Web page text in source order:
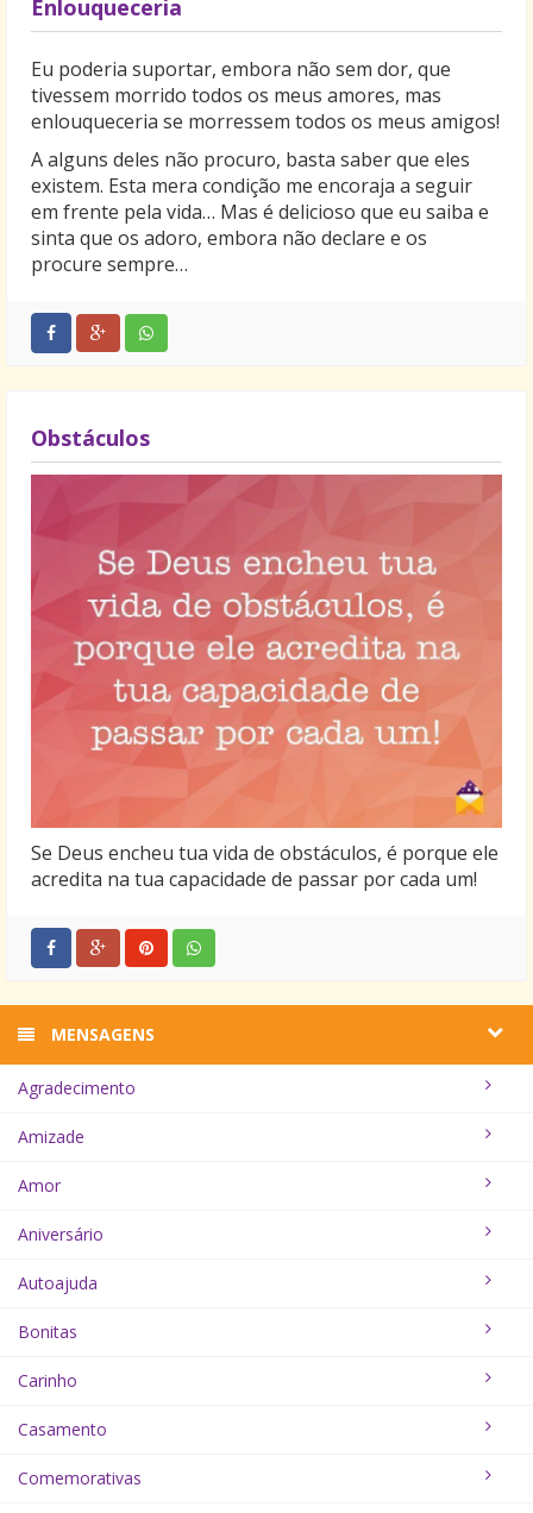
Enlouqueceria
Eu poderia suportar, embora não sem dor, que
tivessem morrido todos os meus amores, mas
enlouqueceria se morressem todos os meus amigos!
A alguns deles não procuro, basta saber que eles
existem. Esta mera condição me encoraja a seguir
em frente pela vida… Mas é delicioso que eu saiba e
sinta que os adoro, embora não declare e os
procure sempre…
Obstáculos
Se Deus encheu tua vida de obstáculos, é porque ele
acredita na tua capacidade de passar por cada um!
MENSAGENS
Agradecimento
Amizade
Amor
Aniversário
Autoajuda
Bonitas
Carinho
Casamento
Comemorativas